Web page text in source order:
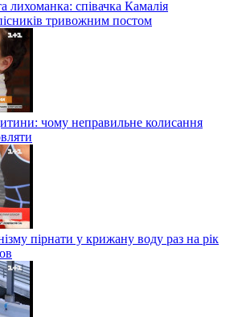
лихоманка: співачка Камалія
тривожним постом
чому неправильне колисання
пірнати у крижану воду раз на рік